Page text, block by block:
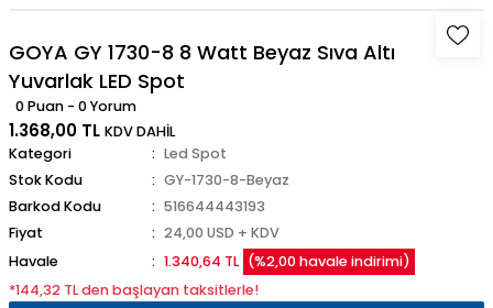
GOYA GY 1730-8 8 Watt Beyaz Sıva Altı
Yuvarlak LED Spot
0 Puan - 0 Yorum
1.368,00 TL KDV DAHİL
Kategori
Led Spot
Stok Kodu
GY-1730-8-Beyaz
Barkod Kodu
516644443193
Fiyat
24,00 USD + KDV
Havale
1.340,64 TL (%2,00 havale indirimi)
*144,32 TL den başlayan taksitlerle!